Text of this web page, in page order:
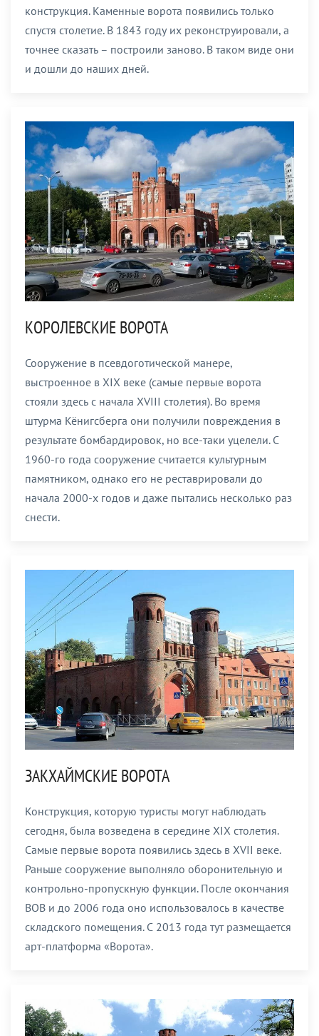
конструкция. Каменные ворота появились только
спустя столетие. В 1843 году их реконструировали, а
точнее сказать – построили заново. В таком виде они
и дошли до наших дней.
КОРОЛЕВСКИЕ ВОРОТА
Сооружение в псевдоготической манере,
выстроенное в XIX веке (самые первые ворота
стояли здесь с начала XVIII столетия). Во время
штурма Кёнигсберга они получили повреждения в
результате бомбардировок, но все-таки уцелели. С
1960-го года сооружение считается культурным
памятником, однако его не реставрировали до
начала 2000-х годов и даже пытались несколько раз
снести.
ЗАКХАЙМСКИЕ ВОРОТА
Конструкция, которую туристы могут наблюдать
сегодня, была возведена в середине XIX столетия.
Самые первые ворота появились здесь в XVII веке.
Раньше сооружение выполняло оборонительную и
контрольно-пропускную функции. После окончания
ВОВ и до 2006 года оно использовалось в качестве
складского помещения. С 2013 года тут размещается
арт-платформа «Ворота».